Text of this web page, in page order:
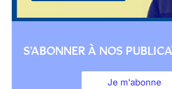
S'ABONNER À NOS
Je m'abonne